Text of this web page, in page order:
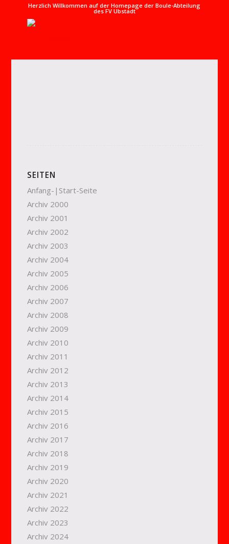
Herzlich Willkommen auf der Homepage der Boule-Abteilung
des FV Ubstadt
SEITEN
Anfang-|Start-Seite
Archiv 2000
Archiv 2001
Archiv 2002
Archiv 2003
Archiv 2004
Archiv 2005
Archiv 2006
Archiv 2007
Archiv 2008
Archiv 2009
Archiv 2010
Archiv 2011
Archiv 2012
Archiv 2013
Archiv 2014
Archiv 2015
Archiv 2016
Archiv 2017
Archiv 2018
Archiv 2019
Archiv 2020
Archiv 2021
Archiv 2022
Archiv 2023
Archiv 2024